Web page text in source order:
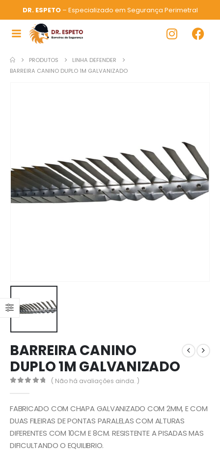
DR. ESPETO– Especializado em Segurança Perimetral
PRODUTOS
LINHA DEFENDER
BARREIRA CANINO DUPLO 1M GALVANIZADO
BARREIRA CANINO
DUPLO 1M GALVANIZADO
( Não há avaliações ainda. )
FABRICADO COM CHAPA GALVANIZADO COM 2MM, E COM
DUAS FILEIRAS DE PONTAS PARALELAS COM ALTURAS
DIFERENTES COM 10CM E 8CM. RESISTENTE A PISADAS MAS
DIFICULTANDO O EQUILIBRIO.